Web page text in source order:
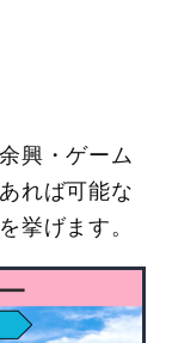
興・ゲーム
れば可能な
挙げます。